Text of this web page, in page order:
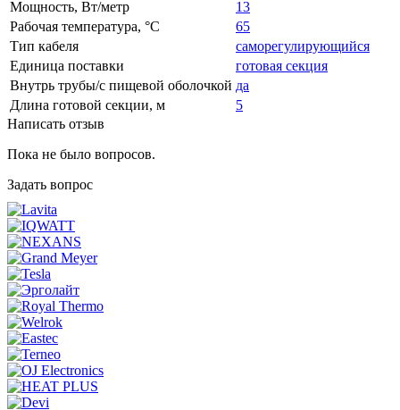
Мощность, Вт/метр
13
Рабочая температура, °C
65
Тип кабеля
саморегулирующийся
Единица поставки
готовая секция
Внутрь трубы/с пищевой оболочкой да
Длина готовой секции, м
5
Написать отзыв
Пока не было вопросов.
Задать вопрос